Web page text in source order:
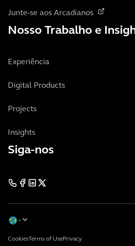
Junte-se aos Arcadianos
Nosso Trabalho e
Experiência
Digital Products
Projects
Insights
Siga-nos
CookiesTerms of UsePrivacy